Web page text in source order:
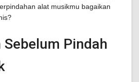
alat musikmu bagaikan
Sebelum Pindah